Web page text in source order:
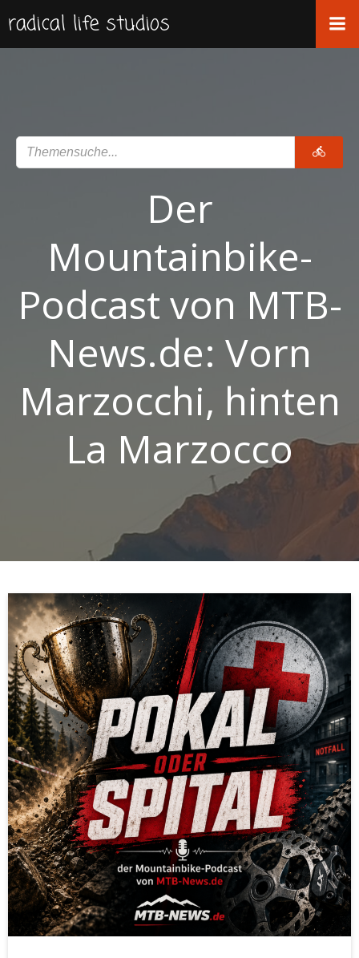
springen
radical life studios
Der
Mountainbike-
Podcast von MTB-
News.de: Vorn
Marzocchi, hinten
La Marzocco